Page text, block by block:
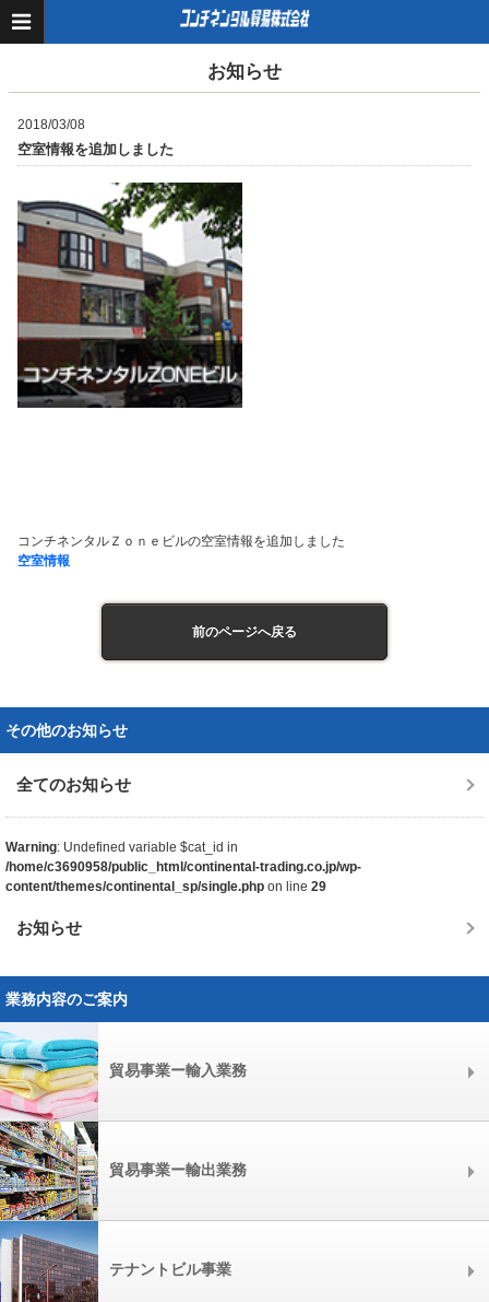
お知らせ
2018/03/08
空室情報を追加しました
コンチネンタルＺｏｎｅビルの空室情報を追加しました
空室情報
前のページへ戻る
その他のお知らせ
全てのお知らせ
Warning: Undefined variable $cat_id in
/home/c3690958/public_html/continental-trading.co.jp/wp-
content/themes/continental_sp/single.php on line 29
お知らせ
業務内容のご案内
貿易事業ー輸入業務
貿易事業ー輸出業務
テナントビル事業